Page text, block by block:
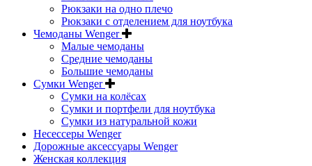
Рюкзаки на одно плечо
Рюкзаки с отделением для ноутбука
Чемоданы Wenger
Малые чемоданы
Средние чемоданы
Большие чемоданы
Сумки Wenger
Сумки на колёсах
Сумки и портфели для ноутбука
Сумки из натуральной кожи
Несессеры Wenger
Дорожные аксессуары Wenger
Женская коллекция